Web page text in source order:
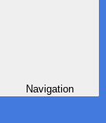
Navigation